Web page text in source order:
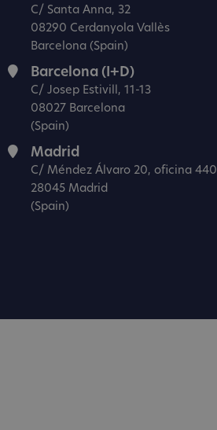
C/ Santa Anna, 32
08290 Cerdanyola Vallès
Barcelona (Spain)
Barcelona (I+D)
C/ Josep Estivill, 11-13
08027 Barcelona
(Spain)
Madrid
C/ Méndez Álvaro 20, oficina 440
28045 Madrid
(Spain)